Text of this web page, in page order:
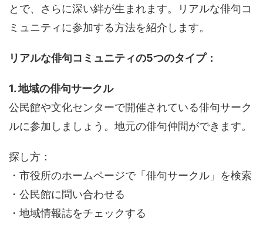
とで、さらに深い絆が生まれます。リアルな俳句コ
ミュニティに参加する方法を紹介します。
リアルな俳句コミュニティの5つのタイプ：
1. 地域の俳句サークル
公民館や文化センターで開催されている俳句サーク
ルに参加しましょう。地元の俳句仲間ができます。
探し方：
・市役所のホームページで「俳句サークル」を検索
・公民館に問い合わせる
・地域情報誌をチェックする